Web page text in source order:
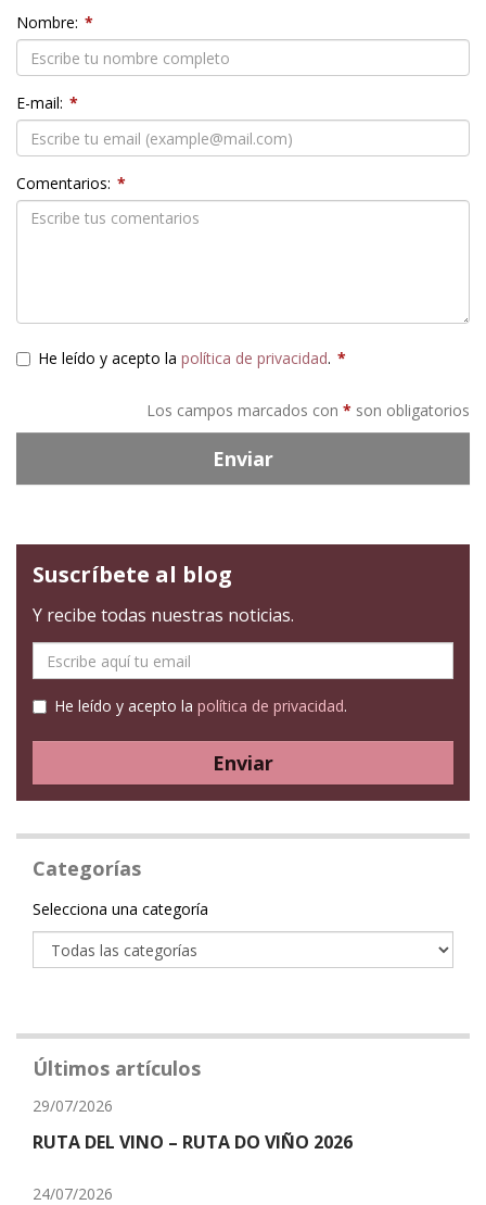
Nombre: *
E-mail: *
Comentarios: *
He leído y acepto la política de privacidad. *
Los campos marcados con * son obligatorios
Enviar
Suscríbete al blog
Y recibe todas nuestras noticias.
mail
He leído y acepto la política de privacidad.
Enviar
Categorías
Categoría
Selecciona una categoría
Últimos artículos
29/07/2026
RUTA DEL VINO – RUTA DO VIÑO 2026
24/07/2026